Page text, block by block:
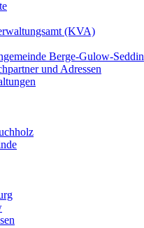
(KVA)
Berge-Gulow-Seddin
und Adressen